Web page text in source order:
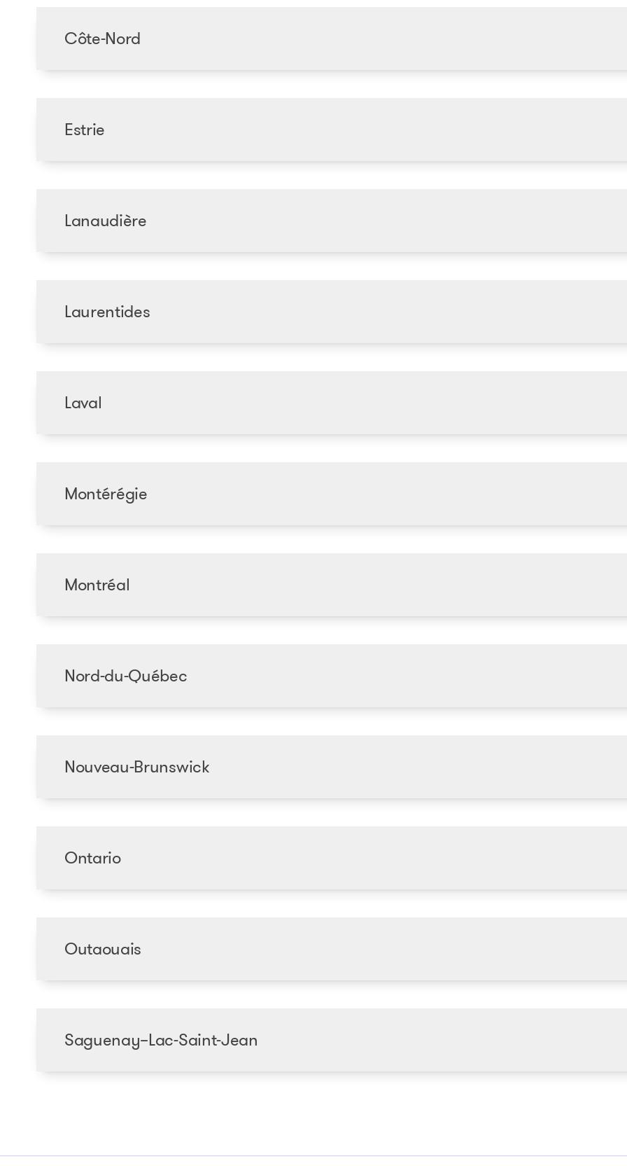
Côte-Nord
Estrie
Lanaudière
Laurentides
Laval
Montérégie
Montréal
Nord-du-Québec
Nouveau-Brunswick
Ontario
Outaouais
Saguenay–Lac-Saint-Jean